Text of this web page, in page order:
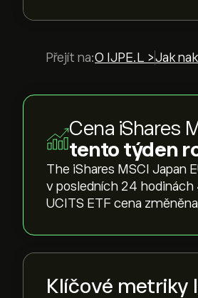
Přejít na:O IJPE.L >Jak
Cena iShares
tento týden
The iShares MSCI Japan
v posledních 24 hodinách
UCITS ETF cena
Klíčové metriky